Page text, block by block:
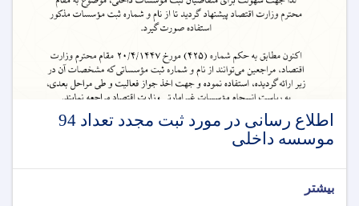
اطلاع رسانی در مورد ثبت مجدد تعداد 94
موسسه داخلی
بیشتر